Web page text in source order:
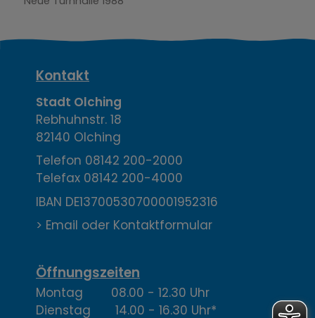
K
o
n
t
a
k
,
Ö
Kontakt
Stadt Olching
Rebhuhnstr. 18
82140 Olching
Telefon 08142 200-2000
Telefax 08142 200-4000
IBAN DE13700530700001952316
> Email oder Kontaktformular
Öffnungszeiten
Montag 08.00 - 12.30 Uhr
Dienstag 14.00 - 16.30 Uhr*